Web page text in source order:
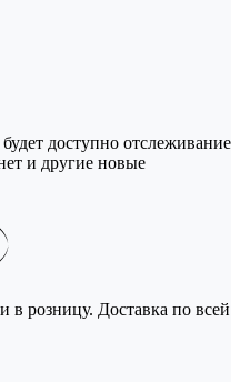
доступно отслеживание
и другие новые
в розницу. Доставка по всей